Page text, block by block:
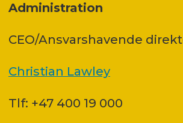
Administration
CEO/Ansvarshavende
Christian Lawley
Tlf: +47 400 19 000